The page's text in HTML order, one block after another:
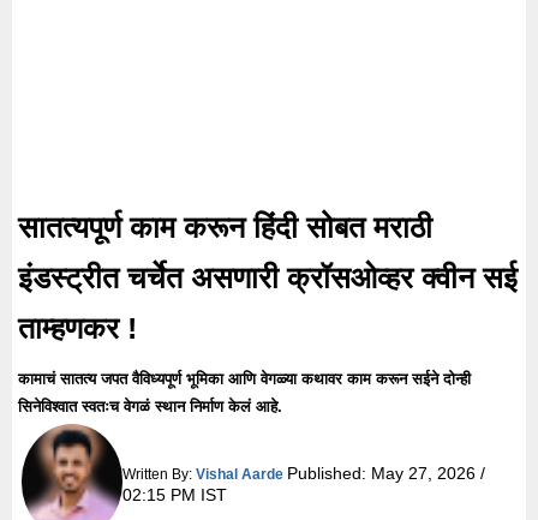
सातत्यपूर्ण काम करून हिंदी सोबत मराठी
इंडस्ट्रीत चर्चेत असणारी क्रॉसओव्हर क्वीन सई
ताम्हणकर !
कामाचं सातत्य जपत वैविध्यपूर्ण भूमिका आणि वेगळ्या कथावर काम करून सईने दोन्ही
सिनेविश्वात स्वतःच वेगळं स्थान निर्माण केलं आहे.
Written By:Vishal Aarde Published: May 27, 2026 /
02:15 PM IST